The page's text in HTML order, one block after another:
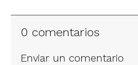
0 comentarios
Enviar un comentario